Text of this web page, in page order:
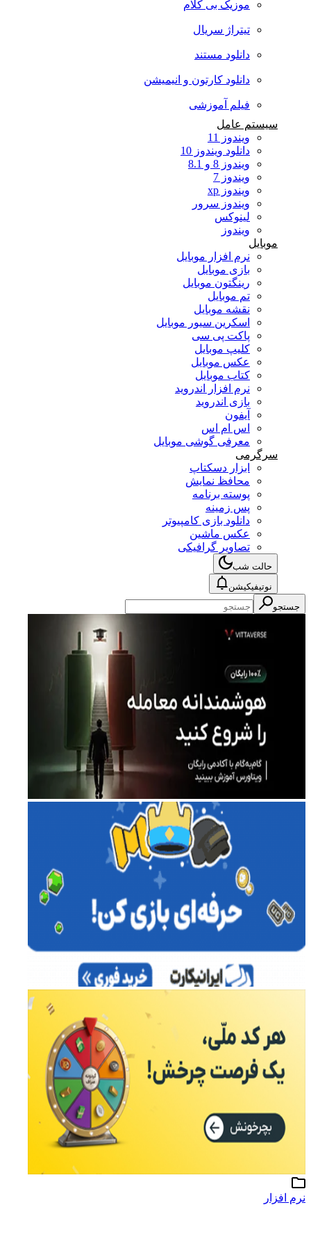
موزیک بی کلام
تیتراژ سریال
دانلود مستند
دانلود کارتون و انیمیشن
فیلم آموزشی
سیستم عامل
ویندوز 11
دانلود ویندوز 10
ویندوز 8 و 8.1
ویندوز 7
ویندوز xp
ویندوز سرور
لینوکس
ویندوز
موبایل
نرم افزار موبایل
بازی موبایل
رینگتون موبایل
تم موبایل
نقشه موبایل
اسکرین سیور موبایل
پاکت پی سی
کلیپ موبایل
عکس موبایل
کتاب موبایل
نرم افزار اندروید
بازی اندروید
آیفون
اس ام اس
معرفی گوشی موبایل
سرگرمی
ابزار دسکتاپ
محافظ نمایش
پوسته برنامه
پس زمینه
دانلود بازی کامپیوتر
عکس ماشین
تصاویر گرافیکی
حالت شب
نوتیفیکیشن
جستجو
نرم افزار